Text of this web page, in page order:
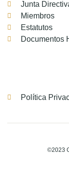
Junta
Miembros
Estatutos
Documentos
Política
©2023